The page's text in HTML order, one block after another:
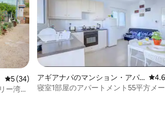
レビュー34件、5つ星中5つ星の平均評価
5 (34)
ー湾プ
アギアナパのマンション・アパ
ート
レ
寝室1部屋のアパートメント55平方メー